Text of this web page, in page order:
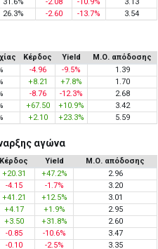
26.3% -2.60 -13.7% 3.54
Κέρδος Yield
Μ.Ο. απόδοσης
-4.96 -9.5%
1.39
+8.21 +7.8%
1.70
-8.76 -12.3%
2.68
+67.50 +10.9%
3.42
+2.10 +23.3% 5.59
αγώνα
Κέρδος Yield
Μ.Ο. απόδοσης
+20.31 +47.2%
2.96
-4.15 -1.7%
3.20
+41.21 +12.5%
3.01
+4.17 +1.9%
2.95
+3.50 +31.8%
2.60
-0.85 -10.6%
3.47
-0.10 -2.5% 3.35